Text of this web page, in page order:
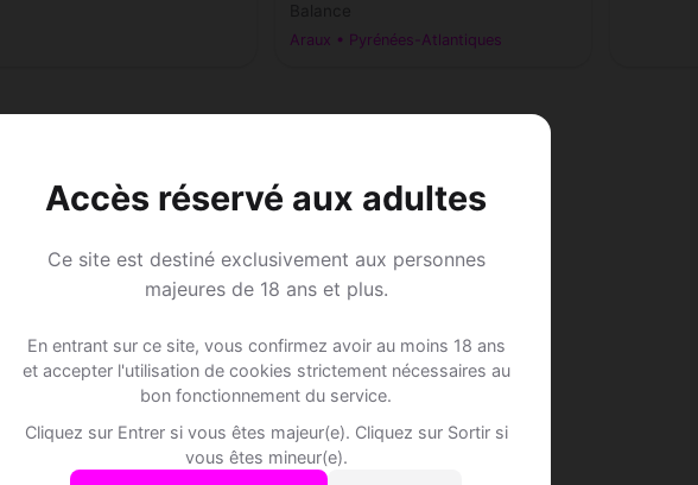
Accès réservé aux adultes
Ce site est destiné exclusivement aux personnes
majeures de 18 ans et plus.
En entrant sur ce site, vous confirmez avoir au moins 18 ans
et accepter l'utilisation de cookies strictement nécessaires au
bon fonctionnement du service.
Cliquez sur Entrer si vous êtes majeur(e). Cliquez sur Sortir si
vous êtes mineur(e).
Araux • Pyrénées-Atlantiques